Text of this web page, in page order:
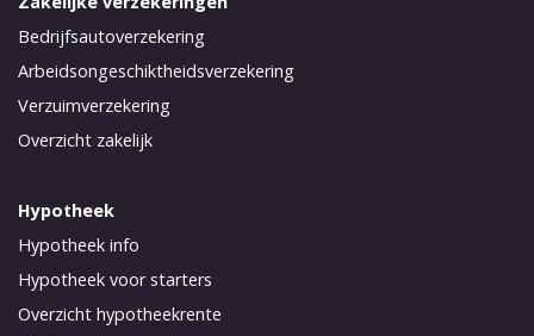
Bedrijfsautoverzekering
Arbeidsongeschiktheidsverzekering
Verzuimverzekering
Overzicht zakelijk
Hypotheek
Hypotheek info
Hypotheek voor starters
Overzicht hypotheekrente